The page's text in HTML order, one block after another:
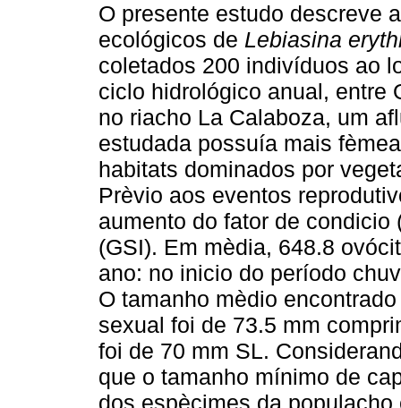
O presente estudo descreve
ecológicos de Lebiasina
coletados 200 indivíduos ao
ciclo hidrológico anual, entre
no riacho La Calaboza, um
estudada possuía mais
habitats dominados por
Prèvio aos eventos
aumento do fator de
(GSI). Em mèdia, 648.8
ano: no inicio do período
O tamanho mèdio
sexual foi de 73.5 mm
foi de 70 mm SL.
que o tamanho mínimo de
dos espècimes da